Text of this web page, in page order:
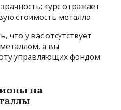
курс отражает
стоимость металла.
что у вас отсутствует
а вы
управляющих фондом.
на